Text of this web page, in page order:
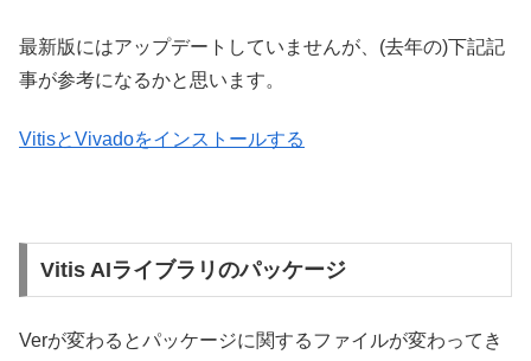
最新版にはアップデートしていませんが、(去年の)下記記
事が参考になるかと思います。
VitisとVivadoをインストールする
Vitis AIライブラリのパッケージ
Verが変わるとパッケージに関するファイルが変わってき